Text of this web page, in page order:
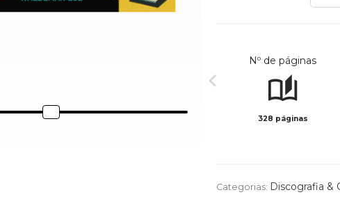
Nº de páginas
328 páginas
Categorias: Discografia &